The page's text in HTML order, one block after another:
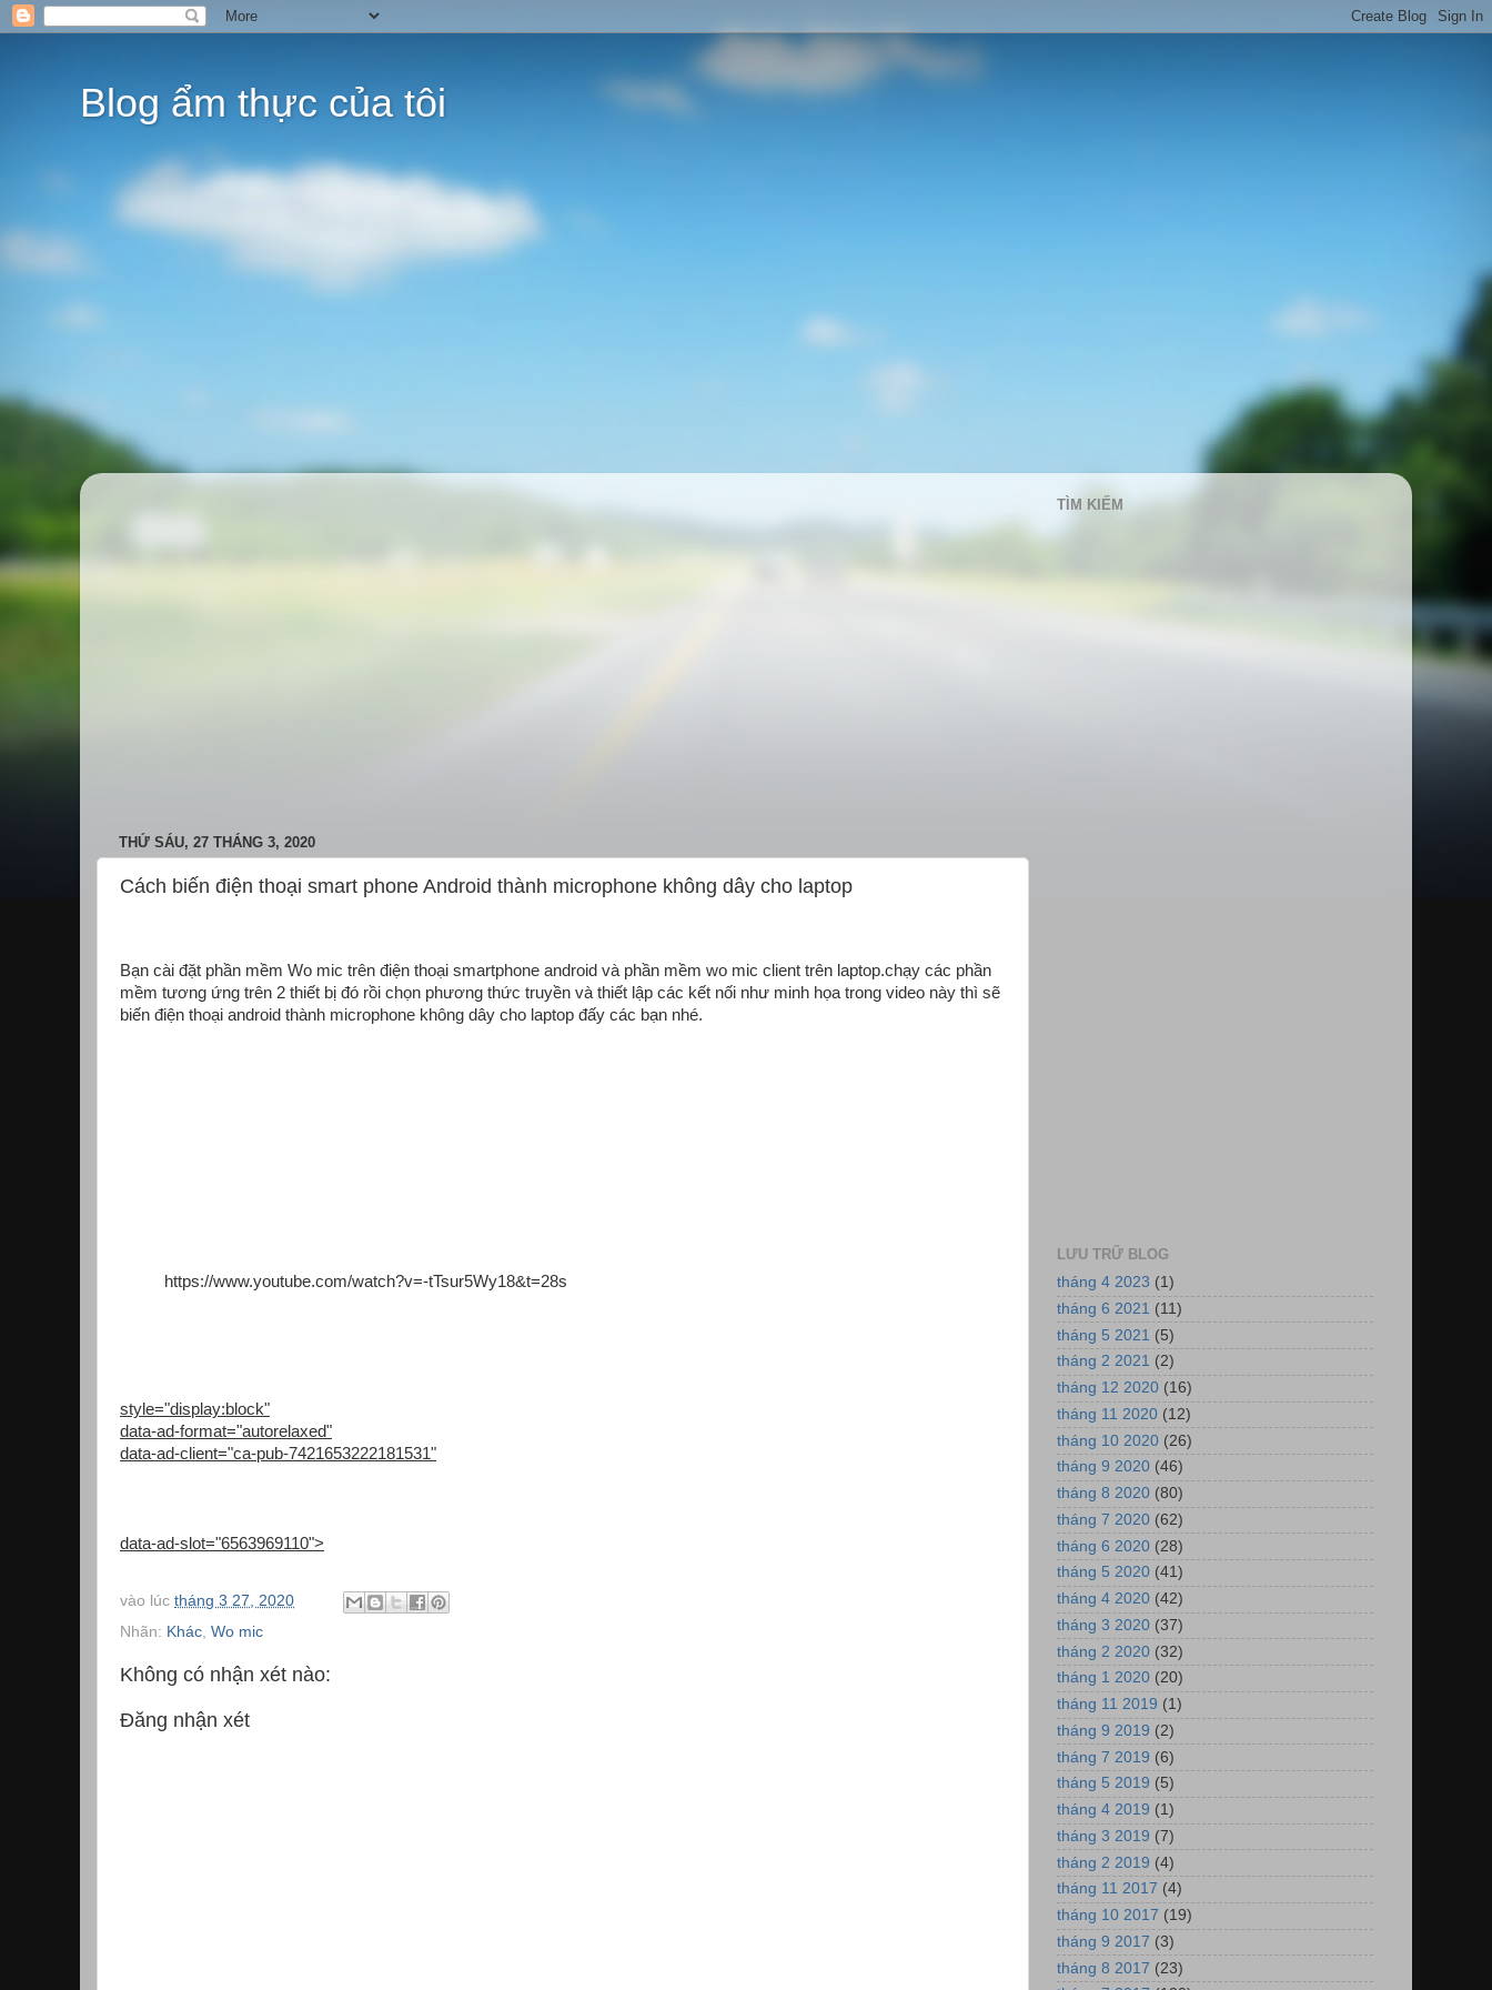
Blog ẩm thực của tôi
THỨ SÁU, 27 THÁNG 3, 2020
Cách biến điện thoại smart phone Android thành microphone không dây cho laptop
Bạn cài đặt phần mềm Wo mic trên điện thoại smartphone android và phần mềm wo mic client trên laptop.chạy các phần
mềm tương ứng trên 2 thiết bị đó rồi chọn phương thức truyền và thiết lập các kết nối như minh họa trong video này thì sẽ
biến điện thoại android thành microphone không dây cho laptop đấy các bạn nhé.
https://www.youtube.com/watch?v=-tTsur5Wy18&t=28s
style="display:block"
data-ad-format="autorelaxed"
data-ad-client="ca-pub-7421653222181531"
data-ad-slot="6563969110">
vào lúc tháng 3 27, 2020
Nhãn: Khác, Wo mic
Không có nhận xét nào:
Đăng nhận xét
TÌM KIẾM
LƯU TRỮ BLOG
tháng 4 2023 (1)
tháng 6 2021 (11)
tháng 5 2021 (5)
tháng 2 2021 (2)
tháng 12 2020 (16)
tháng 11 2020 (12)
tháng 10 2020 (26)
tháng 9 2020 (46)
tháng 8 2020 (80)
tháng 7 2020 (62)
tháng 6 2020 (28)
tháng 5 2020 (41)
tháng 4 2020 (42)
tháng 3 2020 (37)
tháng 2 2020 (32)
tháng 1 2020 (20)
tháng 11 2019 (1)
tháng 9 2019 (2)
tháng 7 2019 (6)
tháng 5 2019 (5)
tháng 4 2019 (1)
tháng 3 2019 (7)
tháng 2 2019 (4)
tháng 11 2017 (4)
tháng 10 2017 (19)
tháng 9 2017 (3)
tháng 8 2017 (23)